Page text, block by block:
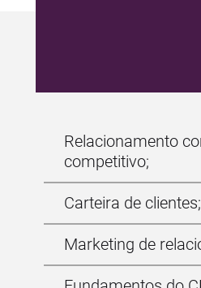
Relacionamento
competitivo;
Carteira de clientes;
Marketing de